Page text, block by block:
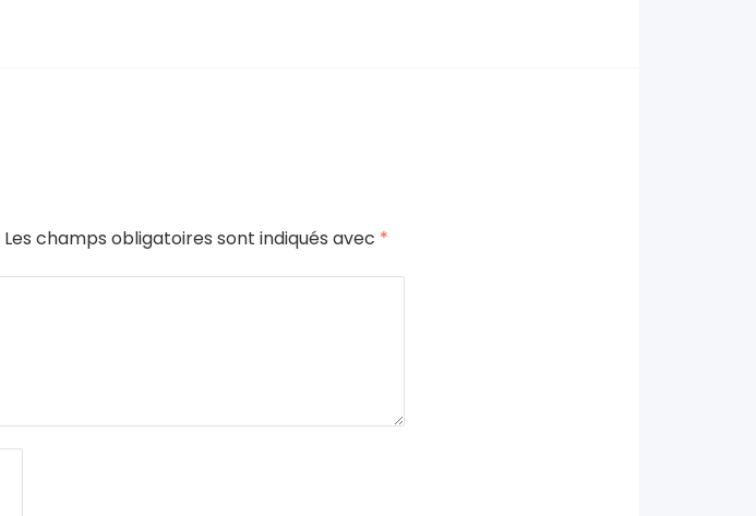
Les champs obligatoires sont indiqués avec *